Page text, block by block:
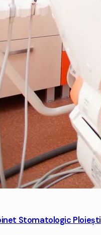
Stomatologic Ploieşti